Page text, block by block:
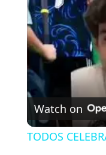
Watch on
TODOS